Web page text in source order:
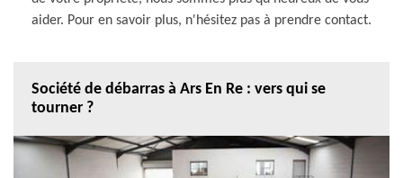
aider. Pour en savoir plus, n'hésitez pas à prendre contact.
Société de débarras à Ars En Re : vers qui se
tourner ?